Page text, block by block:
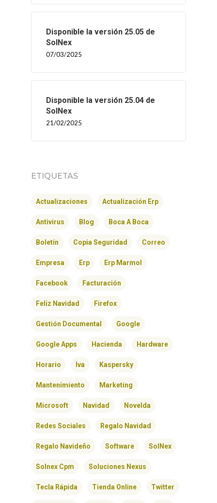
Disponible la versión 25.05 de
SolNex
07/03/2025
Disponible la versión 25.04 de
SolNex
21/02/2025
ETIQUETAS
Actualizaciones Actualización Erp
Antivirus Blog Boca A Boca
Boletín Copia Seguridad Correo
Empresa Erp Erp Marmol
Facebook Facturación
Feliz Navidad Firefox
Gestión Documental Google
Google Apps Hacienda Hardware
Horario Iva Kaspersky
Mantenimiento Marketing
Microsoft Navidad Novelda
Redes Sociales Regalo Navidad
Regalo Navideño Software SolNex
Solnex Cpm Soluciones Nexus
Tecla Rápida Tienda Online Twitter